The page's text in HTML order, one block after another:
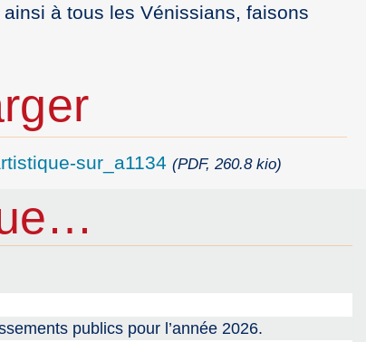
à tous les Vénissians, faisons
sur_a1134 (PDF, 260.8 kio)
publics pour l’année 2026.